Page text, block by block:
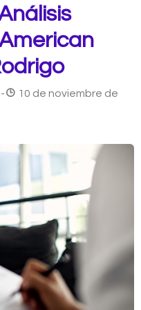
-
10 de noviembre de